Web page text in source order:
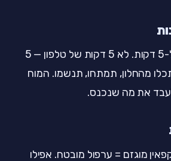
כל 90 דקות, עצרו ל-5 דקות. לא 5 דקות של טלפון — 5
מהחלון, תמתחו, תנשמו. המוח
את מה שנכנס.
מוגזם = ערפול מובטח. אפילו